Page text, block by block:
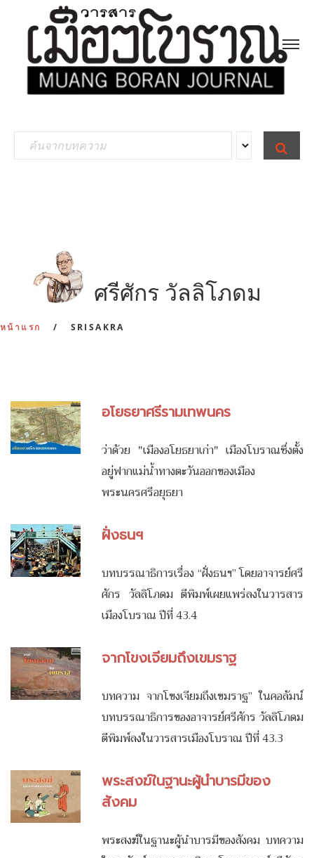
e
S
E
A
ศรีศักร วัลลิโภดม
หน้าแรก SRISAKRA
อโยธยาศรีรามเทพนคร
ว่าด้วย "เมืองอโยธยาเก่า" เมืองโบราณซึ่งตั้ง
อยู่ฟากแม่น้ำทางตะวันออกของเมือง
พระนครศรีอยุธยา
ฝั่งธนฯ
บทบรรณาธิการเรื่อง “ฝั่งธนฯ” โดยอาจารย์ศรี
ศักร วัลลิโภดม ตีพิมพ์เผยแพร่ลงในวารสาร
เมืองโบราณ ปีที่ 43.4
จากโขงเจียมถึงเขมราฐ
บทความ จากโขงเจียมถึงเขมราฐ” ในคอลัมน์
บทบรรณาธิการของอาจารย์ศรีศักร วัลลิโภดม
ตีพิมพ์ลงในวารสารเมืองโบราณ ปีที่ 43.3
พระสงฆ์ในฐานะผู้นำบารมีของ
สังคม
พระสงฆ์ในฐานะผู้นำบารมีของสังคม บทความ